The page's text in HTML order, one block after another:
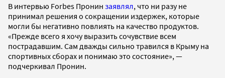
В интервью Forbes Пронин заявлял, что ни разу не
принимал решения о сокращении издержек, которые
могли бы негативно повлиять на качество продуктов.
«Прежде всего я хочу выразить сочувствие всем
пострадавшим. Сам дважды сильно травился в Крыму на
спортивных сборах и понимаю это состояние», —
подчеркивал Пронин.